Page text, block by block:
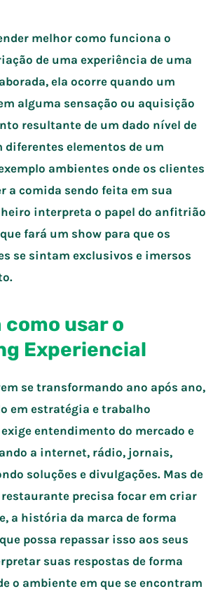
melhor como funciona o
de uma experiência de uma
ela ocorre quando um
alguma sensação ou aquisição
resultante de um dado nível de
diferentes elementos de um
ambientes onde os clientes
a comida sendo feita em sua
interpreta o papel do anfitrião
fará um show para que os
se sintam exclusivos e imersos
usar o
Experiencial
se transformando ano após ano,
em estratégia e trabalho
entendimento do mercado e
a internet, rádio, jornais,
soluções e divulgações. Mas de
precisa focar em criar
a história da marca de forma
possa repassar isso aos seus
suas respostas de forma
o ambiente em que se encontram